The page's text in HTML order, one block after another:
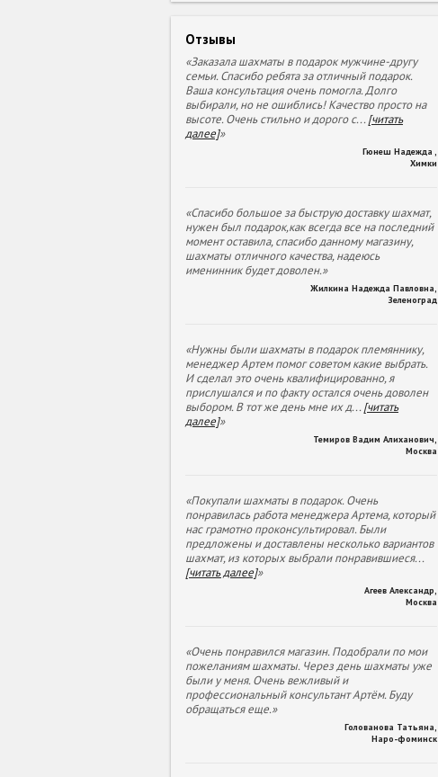
Отзывы
«Заказала шахматы в подарок мужчине-другу
семьи. Спасибо ребята за отличный подарок.
Ваша консультация очень помогла. Долго
выбирали, но не ошиблись! Качество просто на
высоте. Очень стильно и дорого с...[читать
далее]»
Гюнеш Надежда
Химки
«Спасибо большое за быструю доставку шахмат,
нужен был подарок,как всегда все на последний
момент оставила, спасибо данному магазину,
шахматы отличного качества, надеюсь
именинник будет доволен.»
Жилкина Надежда Павловна
Зеленоград
«Нужны были шахматы в подарок племяннику,
менеджер Артем помог советом какие выбрать.
И сделал это очень квалифицированно, я
прислушался и по факту остался очень доволен
выбором. В тот же день мне их д...[читать
далее]»
Темиров Вадим Алиханович
Москва
«Покупали шахматы в подарок. Очень
понравилась работа менеджера Артема, который
нас грамотно проконсультировал. Были
предложены и доставлены несколько вариантов
шахмат, из которых выбрали понравившиеся...
[читать далее]»
Агеев Александр
Москва
«Очень понравился магазин. Подобрали по мои
пожеланиям шахматы. Через день шахматы уже
были у меня. Очень вежливый и
профессиональный консультант Артём. Буду
обращаться еще.»
Голованова Татьяна
Наро-фоминск